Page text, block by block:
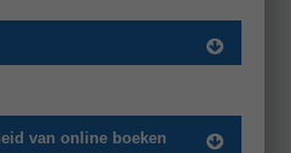
van online boeken